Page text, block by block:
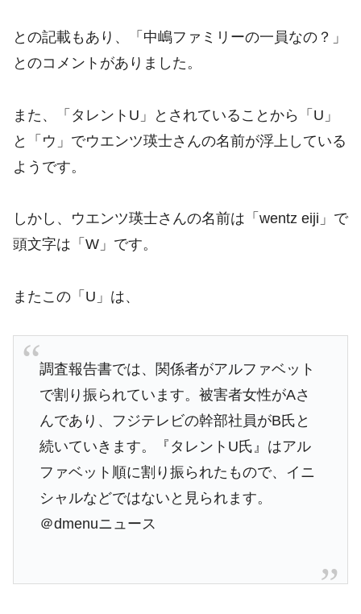
との記載もあり、「中嶋ファミリーの一員なの？」
とのコメントがありました。
また、「タレントU」とされていることから「U」
と「ウ」でウエンツ瑛士さんの名前が浮上している
ようです。
しかし、ウエンツ瑛士さんの名前は「wentz eiji」で
頭文字は「W」です。
またこの「U」は、
調査報告書では、関係者がアルファベット
で割り振られています。被害者女性がAさ
んであり、フジテレビの幹部社員がB氏と
続いていきます。『タレントU氏』はアル
ファベット順に割り振られたもので、イニ
シャルなどではないと見られます。
＠dmenuニュース